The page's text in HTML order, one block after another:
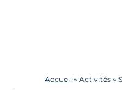
Accueil » Activités»